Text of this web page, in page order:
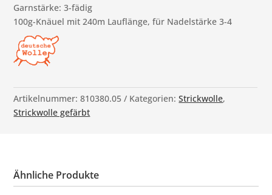
Garnstärke: 3-fädig
100g-Knäuel mit 240m Lauflänge, für Nadelstärke 3-4
Artikelnummer:810380.05 Kategorien:Strickwolle,
Strickwolle gefärbt
Ähnliche Produkte